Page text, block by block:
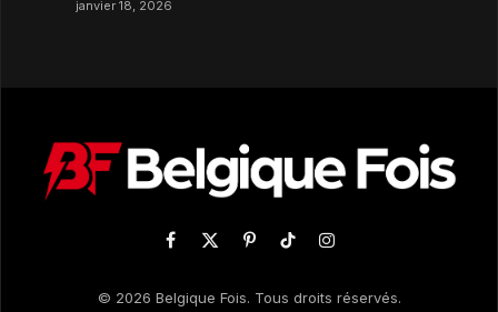
janvier 18, 2026
Facebook
X
PinterestTikTokInstagram
© 2026 Belgique Fois. Tous droits réservés.